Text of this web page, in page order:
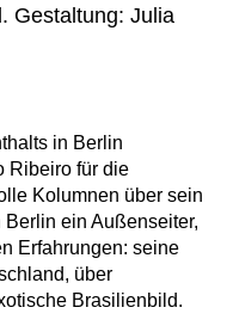
Gestaltung: Julia
in Berlin
Ribeiro für die
Kolumnen über sein
ein Außenseiter,
Erfahrungen: seine
über
Brasilienbild.